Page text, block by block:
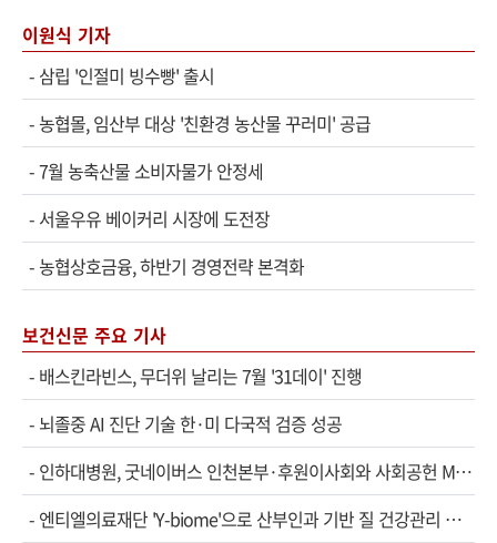
이원식 기자
- 삼립 '인절미 빙수빵' 출시
-농협몰, 임산부 대상 '친환경 농산물 꾸러미' 공급
-7월 농축산물 소비자물가 안정세
- 서울우유 베이커리 시장에 도전장
-농협상호금융, 하반기 경영전략 본격화
보건신문 주요 기사
- 배스킨라빈스, 무더위 날리는 7월 '31데이' 진행
- 뇌졸중 AI 진단 기술 한·미 다국적 검증 성공
- 인하대병원, 굿네이버스 인천본부·후원이사회와 사회공헌 MOU
- 엔티엘의료재단 'Y-biome'으로 산부인과 기반 질 건강관리 서비스 확대